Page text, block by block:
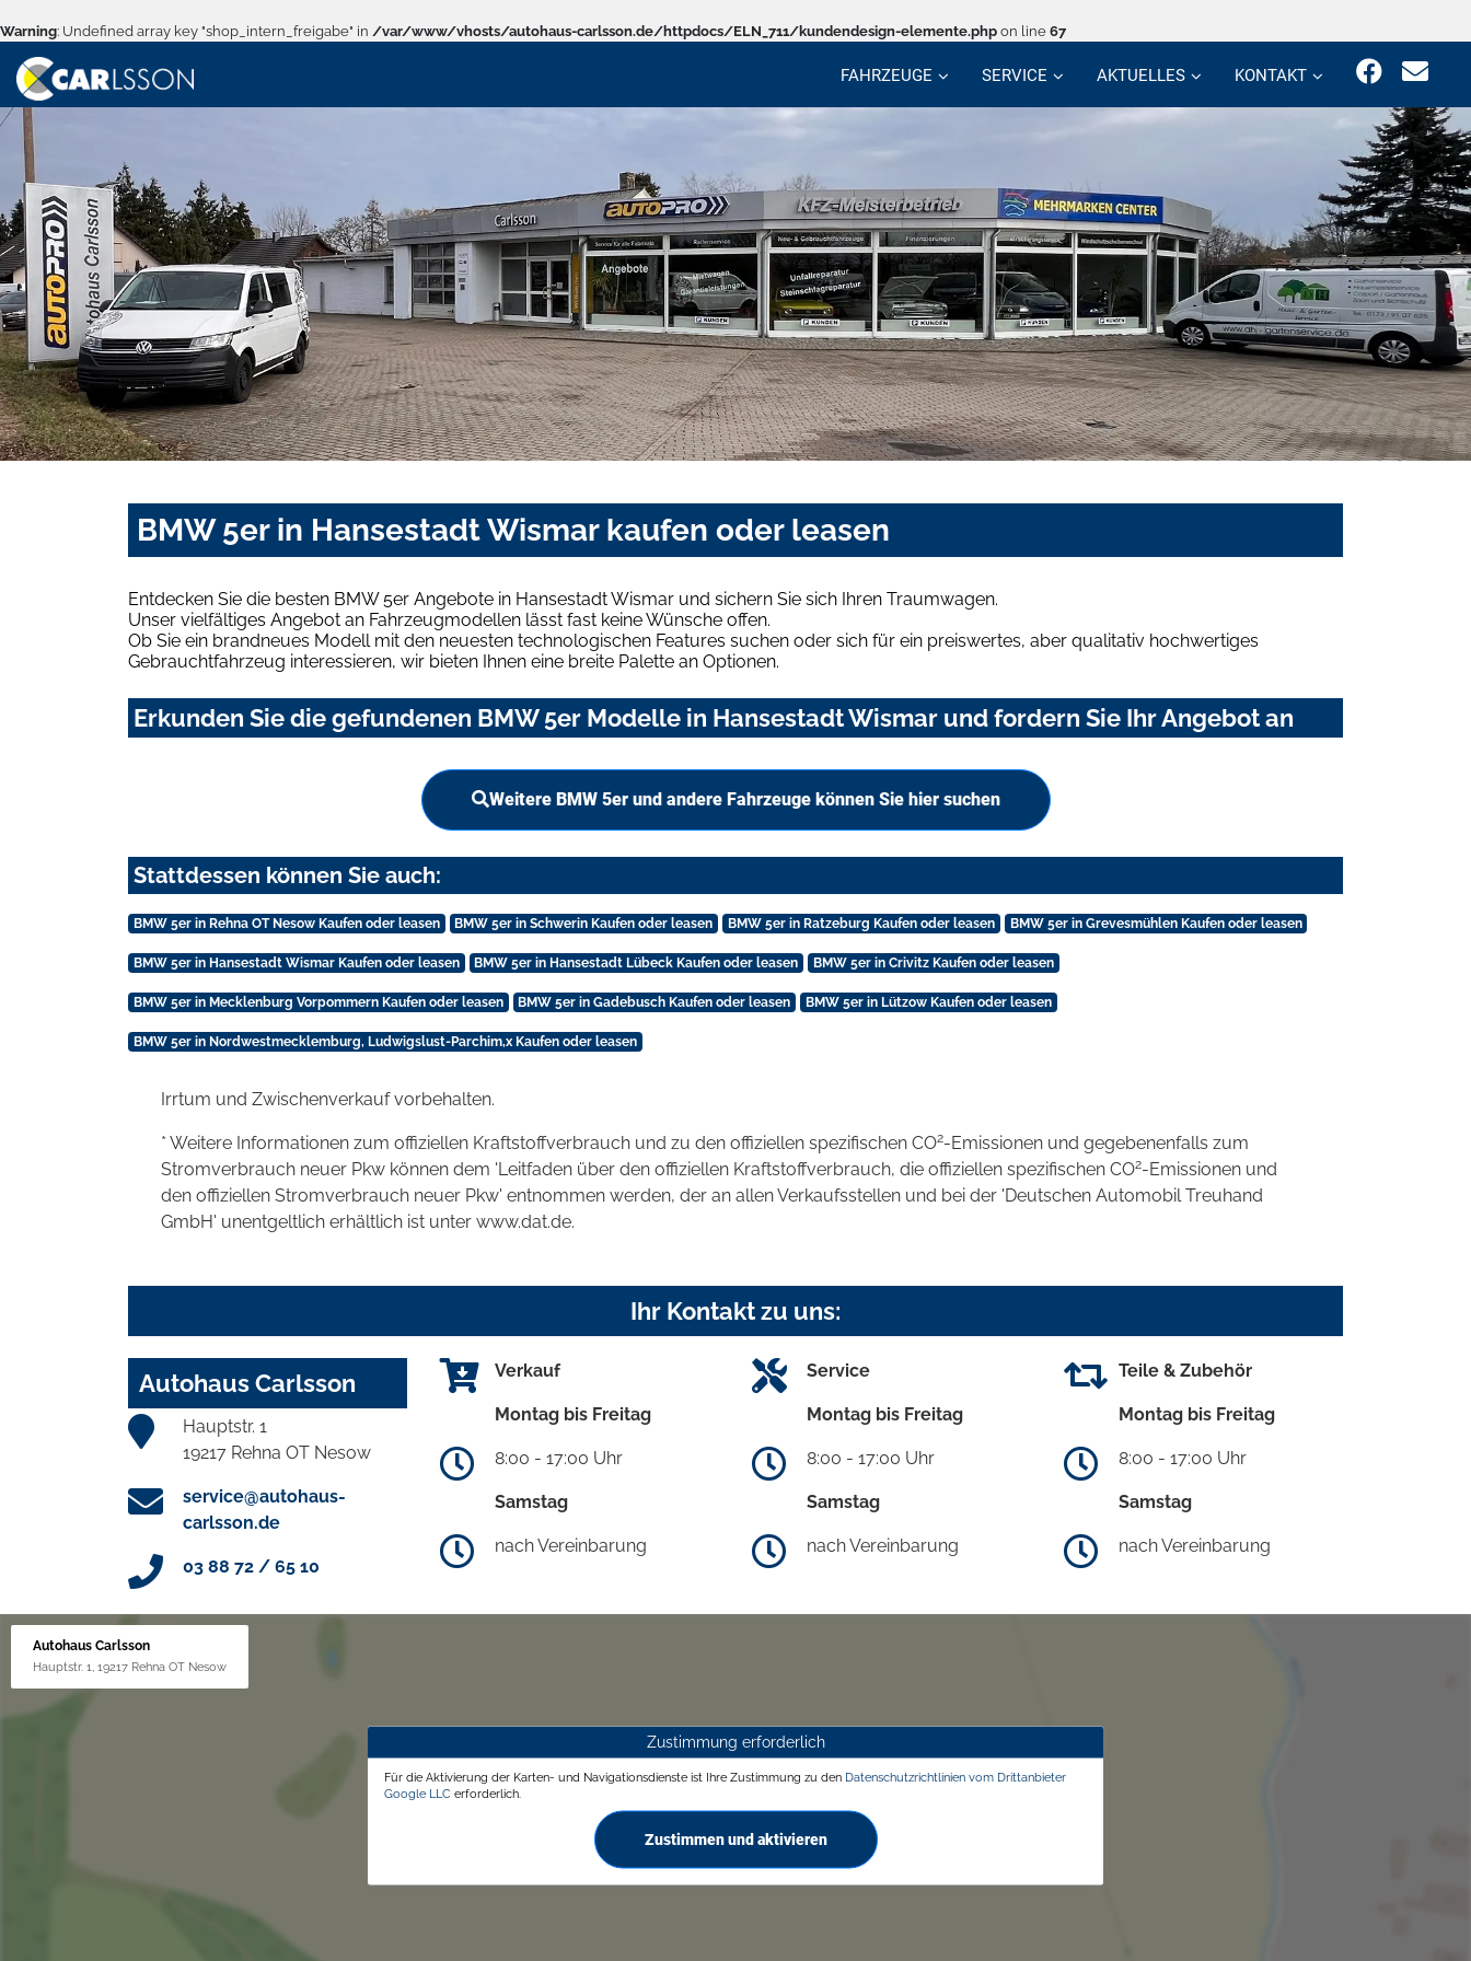
Warning: Undefined array key "shop_intern_freigabe" in /var/www/vhosts/autohaus-carlsson.de/httpdocs/ELN_711/kundendesign-elemente.php on line 67
FAHRZEUGE SERVICE AKTUELLES KONTAKT
BMW 5er in Hansestadt Wismar kaufen oder leasen
Entdecken Sie die besten BMW 5er Angebote in Hansestadt Wismar und sichern Sie sich Ihren Traumwagen.
Unser vielfältiges Angebot an Fahrzeugmodellen lässt fast keine Wünsche offen.
Ob Sie ein brandneues Modell mit den neuesten technologischen Features suchen oder sich für ein preiswertes, aber qualitativ hochwertiges
Gebrauchtfahrzeug interessieren, wir bieten Ihnen eine breite Palette an Optionen.
Erkunden Sie die gefundenen BMW 5er Modelle in Hansestadt Wismar und fordern Sie Ihr Angebot an
Weitere BMW 5er und andere Fahrzeuge können Sie hier suchen
Stattdessen können Sie auch:
BMW 5er in Rehna OT Nesow Kaufen oder leasen BMW 5er in Schwerin Kaufen oder leasen BMW 5er in Ratzeburg Kaufen oder leasen BMW 5er in Grevesmühlen Kaufen oder leasen
BMW 5er in Hansestadt Wismar Kaufen oder leasen BMW 5er in Hansestadt Lübeck Kaufen oder leasen BMW 5er in Crivitz Kaufen oder leasen
BMW 5er in Mecklenburg Vorpommern Kaufen oder leasen BMW 5er in Gadebusch Kaufen oder leasen BMW 5er in Lützow Kaufen oder leasen
BMW 5er in Nordwestmecklemburg, Ludwigslust-Parchim,x Kaufen oder leasen
Irrtum und Zwischenverkauf vorbehalten.
* Weitere Informationen zum offiziellen Kraftstoffverbrauch und zu den offiziellen spezifischen CO2-Emissionen und gegebenenfalls zum
Stromverbrauch neuer Pkw können dem 'Leitfaden über den offiziellen Kraftstoffverbrauch, die offiziellen spezifischen CO2-Emissionen und
den offiziellen Stromverbrauch neuer Pkw' entnommen werden, der an allen Verkaufsstellen und bei der 'Deutschen Automobil Treuhand
GmbH' unentgeltlich erhältlich ist unter www.dat.de.
Ihr Kontakt zu uns:
Autohaus Carlsson
Hauptstr. 1
19217 Rehna OT Nesow
service@autohaus-
carlsson.de
03 88 72 / 65 10
Verkauf
Montag bis Freitag
8:00 - 17:00 Uhr
Samstag
nach Vereinbarung
Service
Montag bis Freitag
8:00 - 17:00 Uhr
Samstag
nach Vereinbarung
Teile & Zubehör
Montag bis Freitag
8:00 - 17:00 Uhr
Samstag
nach Vereinbarung
Autohaus Carlsson
Hauptstr. 1, 19217 Rehna OT Nesow
Zustimmung erforderlich
Für die Aktivierung der Karten- und Navigationsdienste ist Ihre Zustimmung zu den Datenschutzrichtlinien vom Drittanbieter
Google LLC erforderlich.
Zustimmen und aktivieren